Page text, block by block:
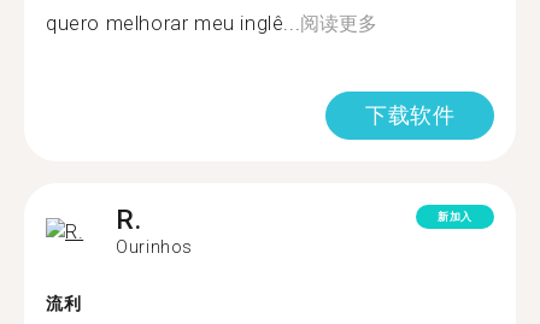
quero melhorar meu inglê...阅读更多
下载软件
R.
Ourinhos
新加入
流利